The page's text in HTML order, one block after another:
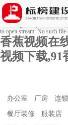
Warning : mkdir(): No
Warning
to open stream: No such
香蕉视频在
视频下载,91
办公室 厂房 连
餐厅装修 服装店